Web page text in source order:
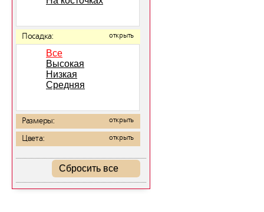
Посадка: открыть
Все
Высокая
Низкая
Средняя
Размеры: открыть
Цвета: открыть
Сбросить все